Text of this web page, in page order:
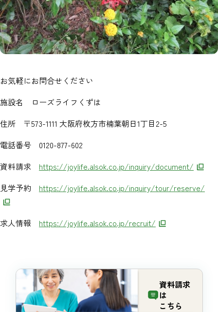
お気軽にお問合せください
施設名 ローズライフくずは
住所 〒573-1111 大阪府枚方市楠葉朝日1丁目2-5
電話番号 0120-877-602
資料請求 https://joylife.alsok.co.jp/inquiry/document/
見学予約 https://joylife.alsok.co.jp/inquiry/tour/reserve/​
求人情報 https://joylife.alsok.co.jp/recruit/
資料請求
は
こちら